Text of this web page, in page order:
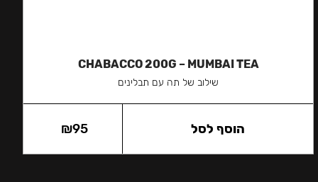
CHABACCO 200G – MUMBAI TEA
שילוב של תה עם תבלינים
₪95 הוסף לסל